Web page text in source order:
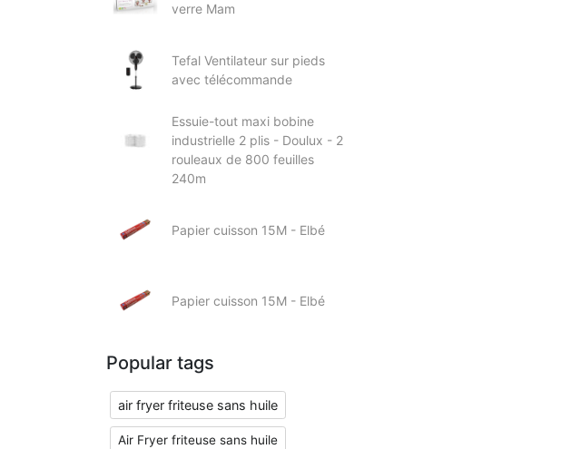
verre Mam
Tefal Ventilateur sur pieds
avec télécommande
Essuie-tout maxi bobine
industrielle 2 plis - Doulux - 2
rouleaux de 800 feuilles
240m
Papier cuisson 15M - Elbé
Papier cuisson 15M - Elbé
Popular tags
air fryer friteuse sans huile
Air Fryer friteuse sans huile